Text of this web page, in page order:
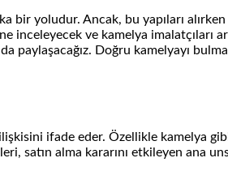
bir yoludur. Ancak, bu yapıları
inceleyecek ve kamelya imalatçıları
paylaşacağız. Doğru kamelyayı
ifade eder. Özellikle kamelya
satın alma kararını etkileyen ana